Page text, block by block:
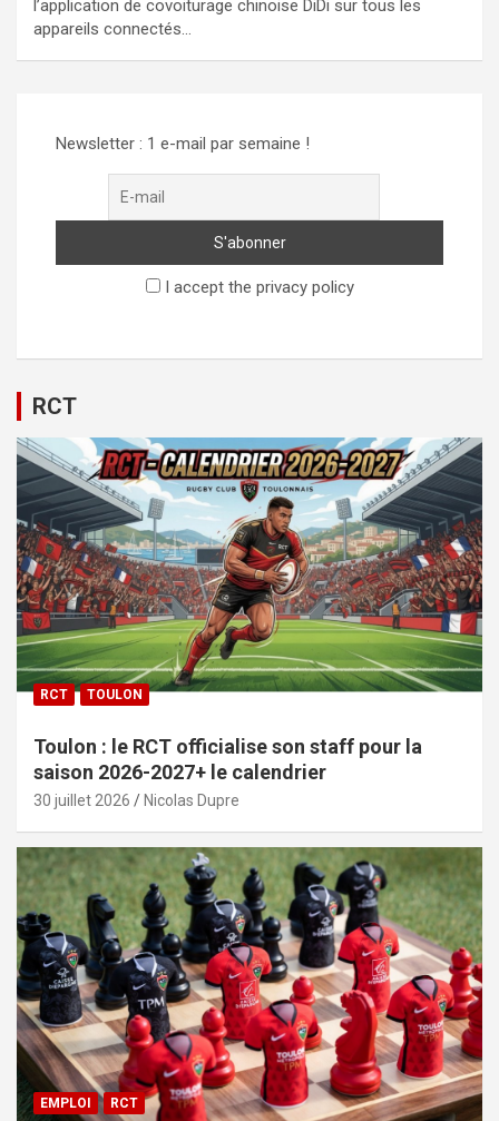
l’application de covoiturage chinoise DiDi sur tous les
appareils connectés…
Newsletter : 1 e-mail par semaine !
I accept the privacy policy
RCT
RCT TOULON
Toulon : le RCT officialise son staff pour la
saison 2026-2027+ le calendrier
30 juillet 2026 Nicolas Dupre
EMPLOI RCT